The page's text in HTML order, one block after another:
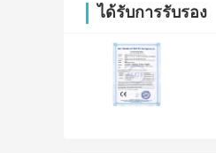
ได้รับการรับรอง